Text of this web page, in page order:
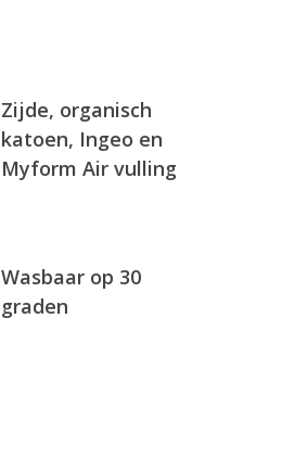
Zijde, organisch
katoen, Ingeo en
Myform Air vulling
Wasbaar op 30
graden